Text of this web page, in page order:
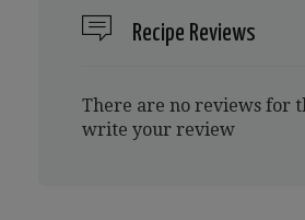
Recipe Reviews
There are no reviews for
write your review